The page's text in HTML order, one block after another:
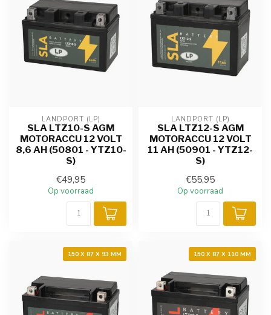
LANDPORT (LP)
SLA LTZ10-S AGM
MOTORACCU 12 VOLT
8,6 AH (50801 - YTZ10-
S)
€49,95
Op voorraad
LANDPORT (LP)
SLA LTZ12-S AGM
MOTORACCU 12 VOLT
11 AH (50901 - YTZ12-
S)
€55,95
Op voorraad
150 X 87 X 93 MM 150 X 87 X 110 MM